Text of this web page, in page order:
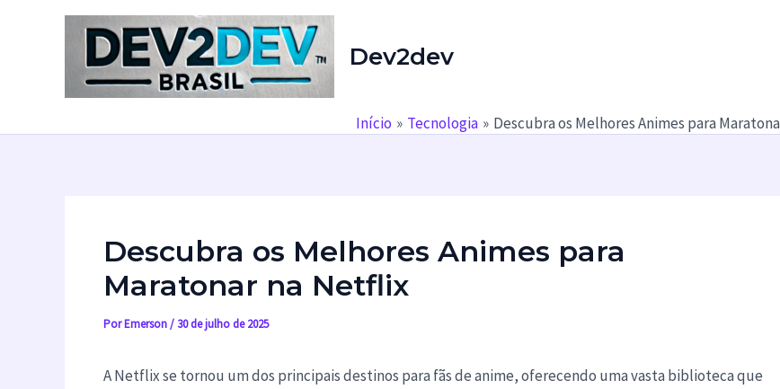
Dev2dev
Início Tecnologia Descubra os Melhores Animes para
Descubra os Melhores Animes para
Maratonar na Netflix
PorEmerson/ 30 de julho de 2025
A Netflix se tornou um dos principais destinos para fãs de anime, oferecendo uma vasta biblioteca que